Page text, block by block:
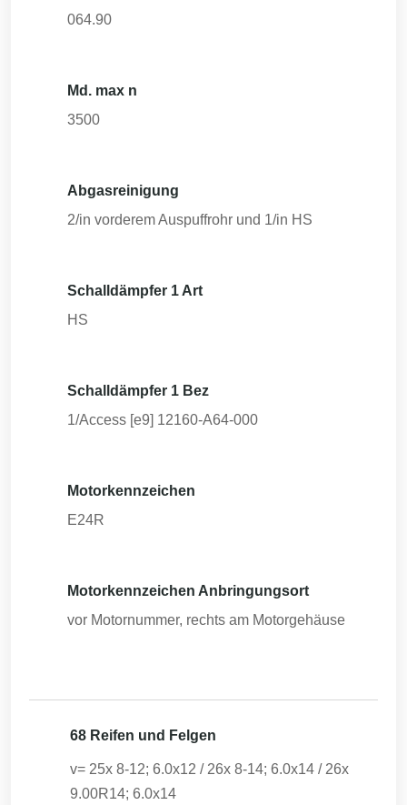
064.90
Md. max n
3500
Abgasreinigung
2/in vorderem Auspuffrohr und 1/in HS
Schalldämpfer 1 Art
HS
Schalldämpfer 1 Bez
1/Access [e9] 12160-A64-000
Motorkennzeichen
E24R
Motorkennzeichen Anbringungsort
vor Motornummer, rechts am Motorgehäuse
68 Reifen und Felgen
v= 25x 8-12; 6.0x12 / 26x 8-14; 6.0x14 / 26x
9.00R14; 6.0x14